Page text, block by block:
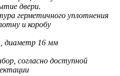
двери.
герметичного уплотнения
и коробу
диаметр 16 мм
согласно доступной